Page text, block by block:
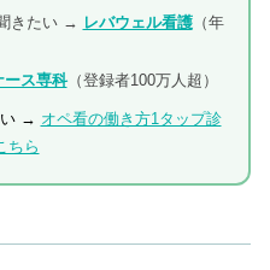
きたい → レバウェル看護（年
ース専科（登録者100万人超）
い → オペ看の働き方1タップ診
ちら